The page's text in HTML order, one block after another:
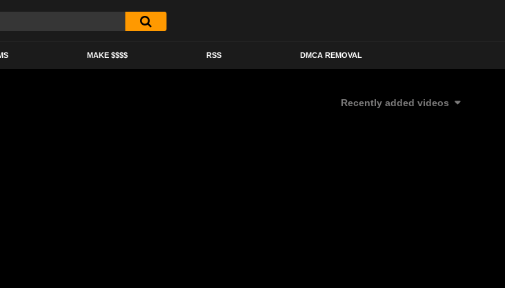
MAKE $$$$ RSS DMCA REMOVAL
Recently added videos